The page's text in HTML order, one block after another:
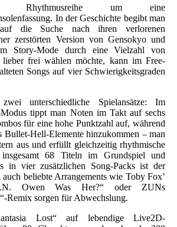
Rhythmusreihe um eine
In der Geschichte begibt man
die Suche nach ihren verlorenen
zerstörten Version von Gensokyo und
Story-Mode durch eine Vielzahl von
lieber frei wählen möchte, kann im Free-
Songs auf vier Schwierigkeitsgraden
unterschiedliche Spielansätze: Im
Modus tippt man Noten im Takt auf sechs
für eine hohe Punktzahl auf, während
Bullet-Hell-Elemente hinzukommen – man
aus und erfüllt gleichzeitig rhythmische
68 Titeln im Grundspiel und
in vier zusätzlichen Song-Packs ist der
beliebte Arrangements wie Toby Fox’
Owen Was Her?“ oder ZUNs
sorgen für Abwechslung.
Lost“ auf lebendige Live2D-